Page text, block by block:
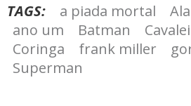
TAGS: a piada mortal
ano um
Batman
Coringa
frank miller
Superman